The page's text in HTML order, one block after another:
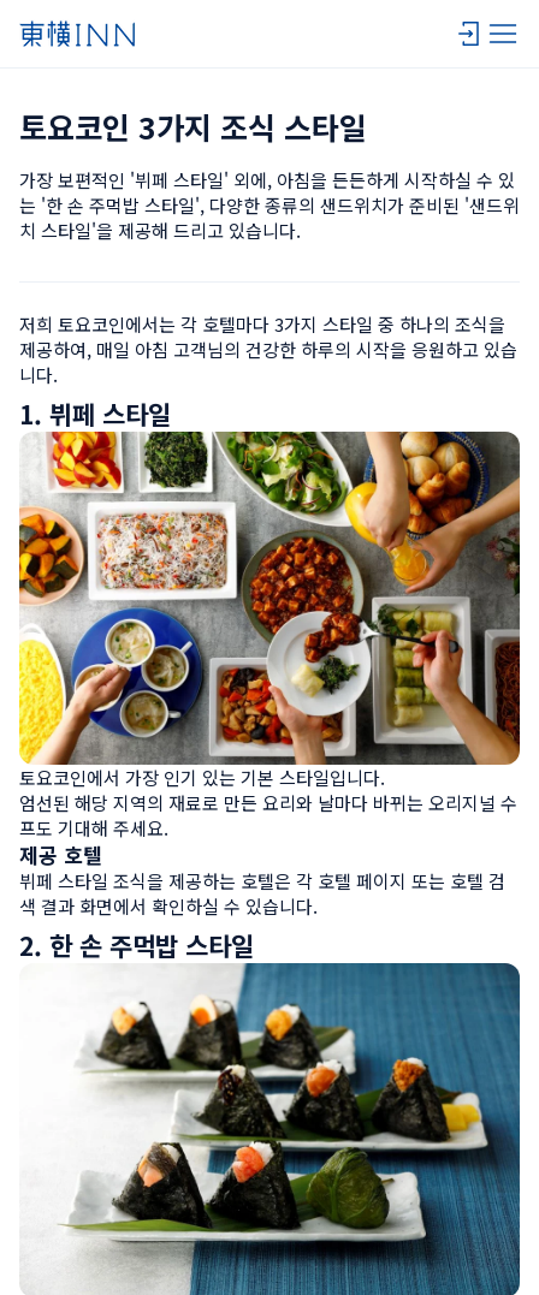
토요코인 3가지 조식 스타일
가장 보편적인 '뷔페 스타일' 외에, 아침을 든든하게 시작하실 수 있
는 '한 손 주먹밥 스타일', 다양한 종류의 샌드위치가 준비된 '샌드위
치 스타일'을 제공해 드리고 있습니다.
저희 토요코인에서는 각 호텔마다 3가지 스타일 중 하나의 조식을
제공하여, 매일 아침 고객님의 건강한 하루의 시작을 응원하고 있습
니다.
1. 뷔페 스타일
토요코인에서 가장 인기 있는 기본 스타일입니다.
엄선된 해당 지역의 재료로 만든 요리와 날마다 바뀌는 오리지널 수
프도 기대해 주세요.
제공 호텔
뷔페 스타일 조식을 제공하는 호텔은 각 호텔 페이지 또는 호텔 검
색 결과 화면에서 확인하실 수 있습니다.
2. 한 손 주먹밥 스타일